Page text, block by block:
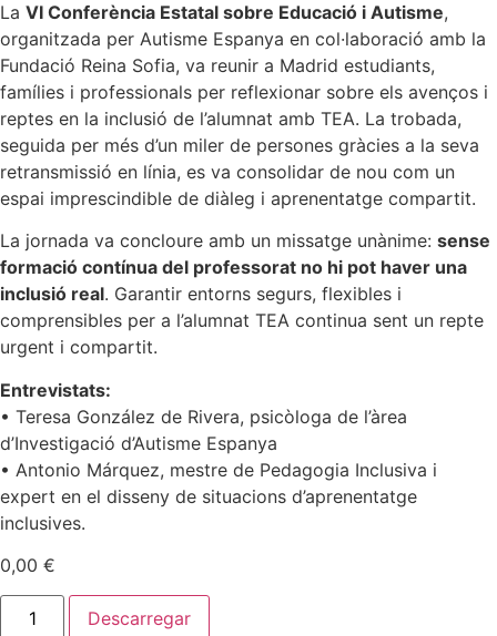
La VI Conferència Estatal sobre Educació i Autisme,
organitzada per Autisme Espanya en col·laboració amb la
Fundació Reina Sofia, va reunir a Madrid estudiants,
famílies i professionals per reflexionar sobre els avenços i
reptes en la inclusió de l’alumnat amb TEA. La trobada,
seguida per més d’un miler de persones gràcies a la seva
retransmissió en línia, es va consolidar de nou com un
espai imprescindible de diàleg i aprenentatge compartit.
La jornada va concloure amb un missatge unànime: sense
formació contínua del professorat no hi pot haver una
inclusió real. Garantir entorns segurs, flexibles i
comprensibles per a l’alumnat TEA continua sent un repte
urgent i compartit.
Entrevistats:
• Teresa González de Rivera, psicòloga de l’àrea
d’Investigació d’Autisme Espanya
• Antonio Márquez, mestre de Pedagogia Inclusiva i
expert en el disseny de situacions d’aprenentatge
inclusives.
0,00 €
Assetjament
subtil,
Descarregar